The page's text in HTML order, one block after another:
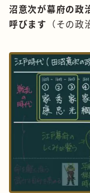
沼意次が幕府の政
呼びます
（その政